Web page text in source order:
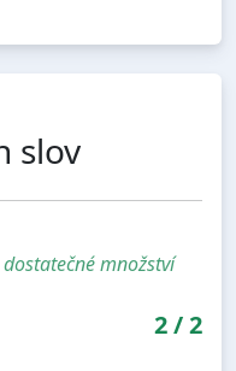
slov
množství
2/2